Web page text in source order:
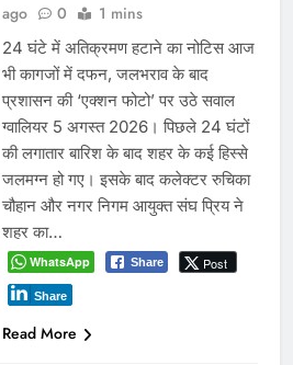
ago
0 1 mins
24 घंटे में अतिक्रमण हटाने का नोटिस आज
भी कागजों में दफन, जलभराव के बाद
प्रशासन की ‘एक्शन फोटो’ पर उठे सवाल
ग्वालियर 5 अगस्त 2026। पिछले 24 घंटों
की लगातार बारिश के बाद शहर के कई हिस्से
जलमग्न हो गए। इसके बाद कलेक्टर रुचिका
चौहान और नगर निगम आयुक्त संघ प्रिय ने
शहर का…
WhatsApp Share Post
Share
Read More